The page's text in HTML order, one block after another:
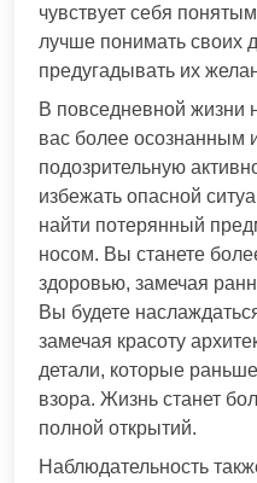
чувствует себя
лучше понимать своих
предугадывать их
В повседневной жизни
вас более осознанным
подозрительную
избежать опасной
найти потерянный
носом. Вы станете
здоровью, замечая
Вы будете
замечая красоту
детали, которые
взора. Жизнь станет
полной открытий.
Наблюдательность